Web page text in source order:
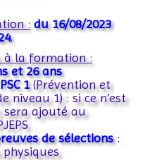
: du 16/08/2023
.
à la formation :
et 26 ans
PSC 1(Prévention et
niveau 1) : si ce n’est
sera ajouté au
de sélections: